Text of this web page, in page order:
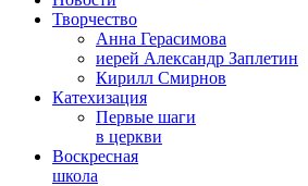
Творчество
Анна Герасимова
иерей Александр Заплетин
Кирилл Смирнов
Катехизация
Первые шаги
в церкви
Воскресная
школа